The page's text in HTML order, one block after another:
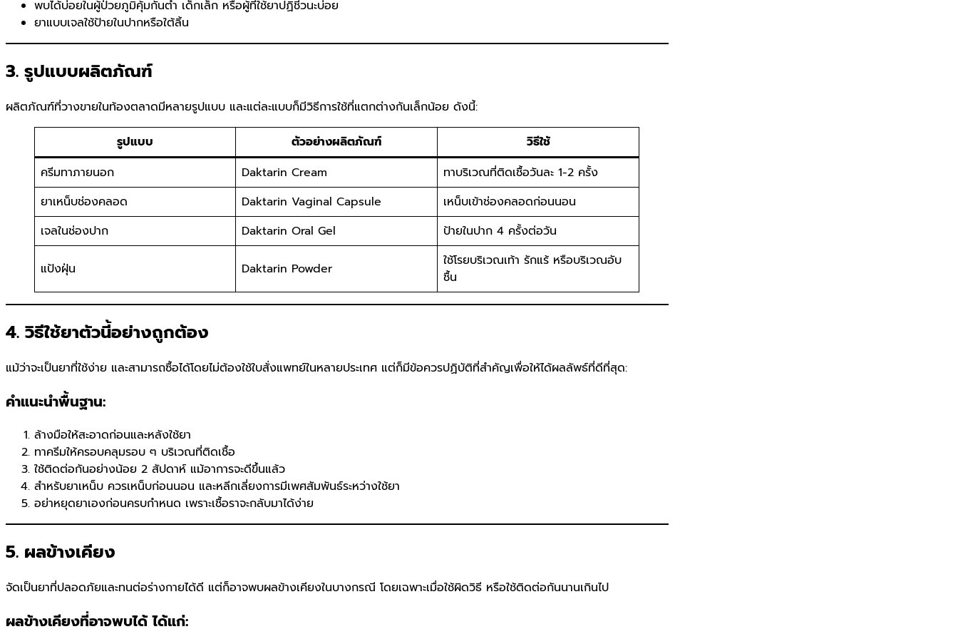
พบได้บ่อยในผู้ป่วยภูมิคุ้มกันต่ำ เด็กเล็ก หรือผู้ที่ใช้ยาปฏิชีวนะบ่อย
ยาแบบเจลใช้ป้ายในปากหรือใต้ลิ้น
3. รูปแบบผลิตภัณฑ์
ผลิตภัณฑ์ที่วางขายในท้องตลาดมีหลายรูปแบบ และแต่ละแบบก็มีวิธีการใช้ที่แตกต่างกันเล็กน้อย ดังนี้:
รูปแบบ ตัวอย่างผลิตภัณฑ์
วิธีใช้
ครีมทาภายนอก
Daktarin Cream
ทาบริเวณที่ติดเชื้อวันละ 1-2 ครั้ง
ยาเหน็บช่องคลอด
Daktarin Vaginal Capsule
เหน็บเข้าช่องคลอดก่อนนอน
เจลในช่องปาก
Daktarin Oral Gel ป้ายในปาก 4 ครั้งต่อวัน
แป้งฝุ่น Daktarin Powder
ใช้โรยบริเวณเท้า รักแร้ หรือบริเวณอับ
ชื้น
4. วิธีใช้ยาตัวนี้อย่างถูกต้อง
แม้ว่าจะเป็นยาที่ใช้ง่าย และสามารถซื้อได้โดยไม่ต้องใช้ใบสั่งแพทย์ในหลายประเทศ แต่ก็มีข้อควรปฏิบัติที่สำคัญเพื่อให้ได้ผลลัพธ์ที่ดีที่สุด:
คำแนะนำพื้นฐาน:
ล้างมือให้สะอาดก่อนและหลังใช้ยา
ทาครีมให้ครอบคลุมรอบ ๆ บริเวณที่ติดเชื้อ
ใช้ติดต่อกันอย่างน้อย 2 สัปดาห์ แม้อาการจะดีขึ้นแล้ว
สำหรับยาเหน็บ ควรเหน็บก่อนนอน และหลีกเลี่ยงการมีเพศสัมพันธ์ระหว่างใช้ยา
อย่าหยุดยาเองก่อนครบกำหนด เพราะเชื้อราจะกลับมาได้ง่าย
5. ผลข้างเคียง
จัดเป็นยาที่ปลอดภัยและทนต่อร่างกายได้ดี แต่ก็อาจพบผลข้างเคียงในบางกรณี โดยเฉพาะเมื่อใช้ผิดวิธี หรือใช้ติดต่อกันนานเกินไป
ผลข้างเคียงที่อาจพบได้ ได้แก่: